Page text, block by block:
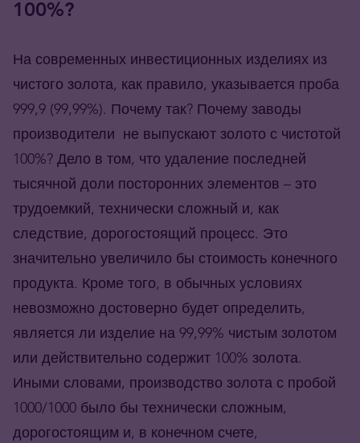
100%?
На современных инвестиционных изделиях из
чистого золота, как правило, указывается проба
999,9 (99,99%). Почему так? Почему заводы
производители не выпускают золото с чистотой
100%? Дело в том, что удаление последней
тысячной доли посторонних элементов – это
трудоемкий, технически сложный и, как
следствие, дорогостоящий процесс. Это
значительно увеличило бы стоимость конечного
продукта. Кроме того, в обычных условиях
невозможно достоверно будет определить,
является ли изделие на 99,99% чистым золотом
или действительно содержит 100% золота.
Иными словами, производство золота с пробой
1000/1000 было бы технически сложным,
дорогостоящим и, в конечном счете,